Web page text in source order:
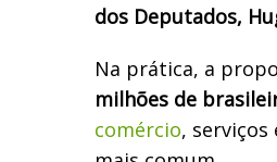
dos Deputados,
Na prática, a
milhões de
comércio, serviços